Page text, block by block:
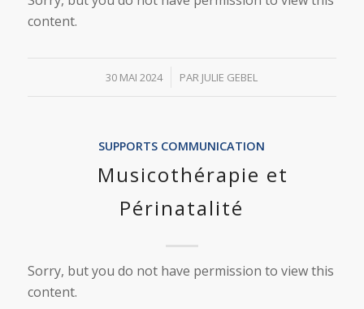
content.
30 MAI 2024
/ PAR JULIE GEBEL
SUPPORTS COMMUNICATION
Musicothérapie et
Périnatalité
Sorry, but you do not have permission to view this
content.